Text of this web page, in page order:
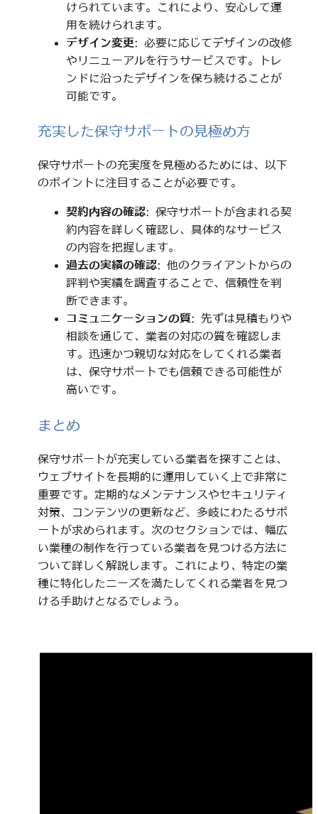
けられています。これにより、安心して運
用を続けられます。
デザイン変更: 必要に応じてデザインの改修
やリニューアルを行うサービスです。トレ
ンドに沿ったデザインを保ち続けることが
可能です。
充実した保守サポートの見極め方
保守サポートの充実度を見極めるためには、以下
のポイントに注目することが必要です。
契約内容の確認: 保守サポートが含まれる契
約内容を詳しく確認し、具体的なサービス
の内容を把握します。
過去の実績の確認: 他のクライアントからの
評判や実績を調査することで、信頼性を判
断できます。
コミュニケーションの質: 先ずは見積もりや
相談を通じて、業者の対応の質を確認しま
す。迅速かつ親切な対応をしてくれる業者
は、保守サポートでも信頼できる可能性が
高いです。
まとめ
保守サポートが充実している業者を探すことは、
ウェブサイトを長期的に運用していく上で非常に
重要です。定期的なメンテナンスやセキュリティ
対策、コンテンツの更新など、多岐にわたるサポ
ートが求められます。次のセクションでは、幅広
い業種の制作を行っている業者を見つける方法に
ついて詳しく解説します。これにより、特定の業
種に特化したニーズを満たしてくれる業者を見つ
ける手助けとなるでしょう。